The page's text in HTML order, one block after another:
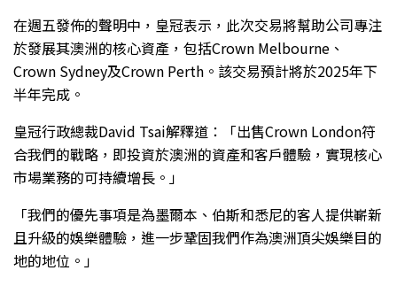
在週五發佈的聲明中，皇冠表示，此次交易將幫助公司專注
於發展其澳洲的核心資產，包括Crown Melbourne、
Crown Sydney及Crown Perth。該交易預計將於2025年下
半年完成。
皇冠行政總裁David Tsai解釋道：「出售Crown London符
合我們的戰略，即投資於澳洲的資產和客戶體驗，實現核心
市場業務的可持續增長。」
「我們的優先事項是為墨爾本、伯斯和悉尼的客人提供嶄新
且升級的娛樂體驗，進一步鞏固我們作為澳洲頂尖娛樂目的
地的地位。」